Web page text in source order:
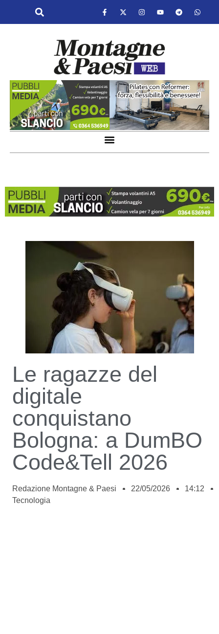
Le ragazze del
digitale
conquistano
Bologna: a DumBO
Code&Tell 2026
Redazione Montagne & Paesi 22/05/2026
14:12
Tecnologia